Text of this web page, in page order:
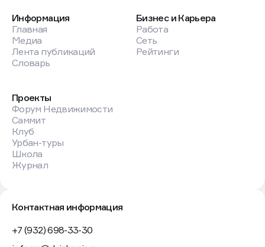
рынку
Компания опросила более 100 девелоперов
и агентов
Фото: Profitbase
Цифровая экосистема Profitbase
девелоперов и агентов о желаемом инструменте
для партнерских продаж, который помогает
масштабировать канал и снижать операционную
рассчитывают на рост самостоятельности агентов,
ускорение обработки заявок и прозрачную аналитику